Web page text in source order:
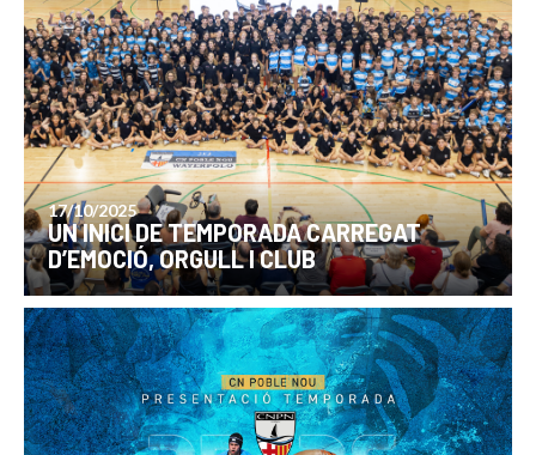
17/10/2025
UN INICI DE TEMPORADA CARREGAT
D’EMOCIÓ, ORGULL I CLUB